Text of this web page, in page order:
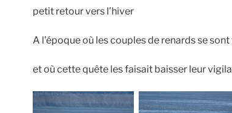
petit retour vers l’hiver
A l’époque où les couples de renards se
et où cette quête les faisait baisser leur